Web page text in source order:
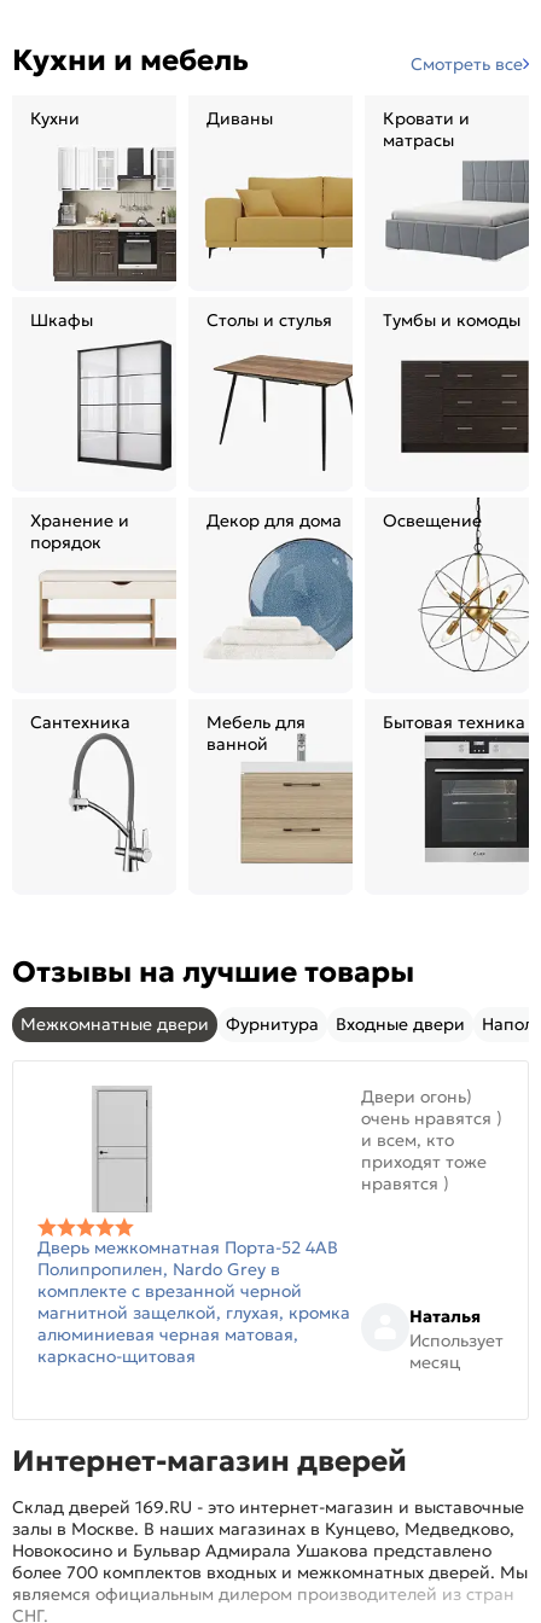
Кухни и мебель Смотреть все
Кухни Диваны
Кровати и
матрасы
Шкафы Столы и стулья Тумбы и комоды
Хранение и
порядок
Декор для дома Освещение
Сантехника
Мебель для
ванной
Бытовая техника
Отзывы на лучшие товары
Межкомнатные двери Фурнитура Входные двери
Дверь межкомнатная Порта-52 4AB
Полипропилен, Nardo Grey в
комплекте с врезанной черной
магнитной защелкой, глухая, кромка
алюминиевая черная матовая,
каркасно-щитовая
Двери огонь)
очень нравятся )
и всем, кто
приходят тоже
нравятся )
Наталья
Использует
месяц
Интернет-магазин дверей
Склад дверей 169.RU - это интернет-магазин и выставочные
залы в Москве. В наших магазинах в Кунцево, Медведково,
Новокосино и Бульвар Адмирала Ушакова представлено
более 700 комплектов входных и межкомнатных дверей. Мы
являемся официальным дилером производителей из стран
СНГ.